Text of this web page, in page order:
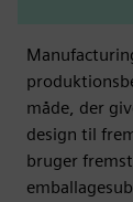
måde, der
design til
bruger